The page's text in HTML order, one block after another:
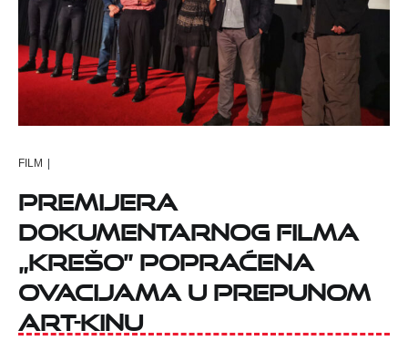
FILM |
Premijera
dokumentarnog filma
„Krešo” popraćena
ovacijama u prepunom
Art-kinu